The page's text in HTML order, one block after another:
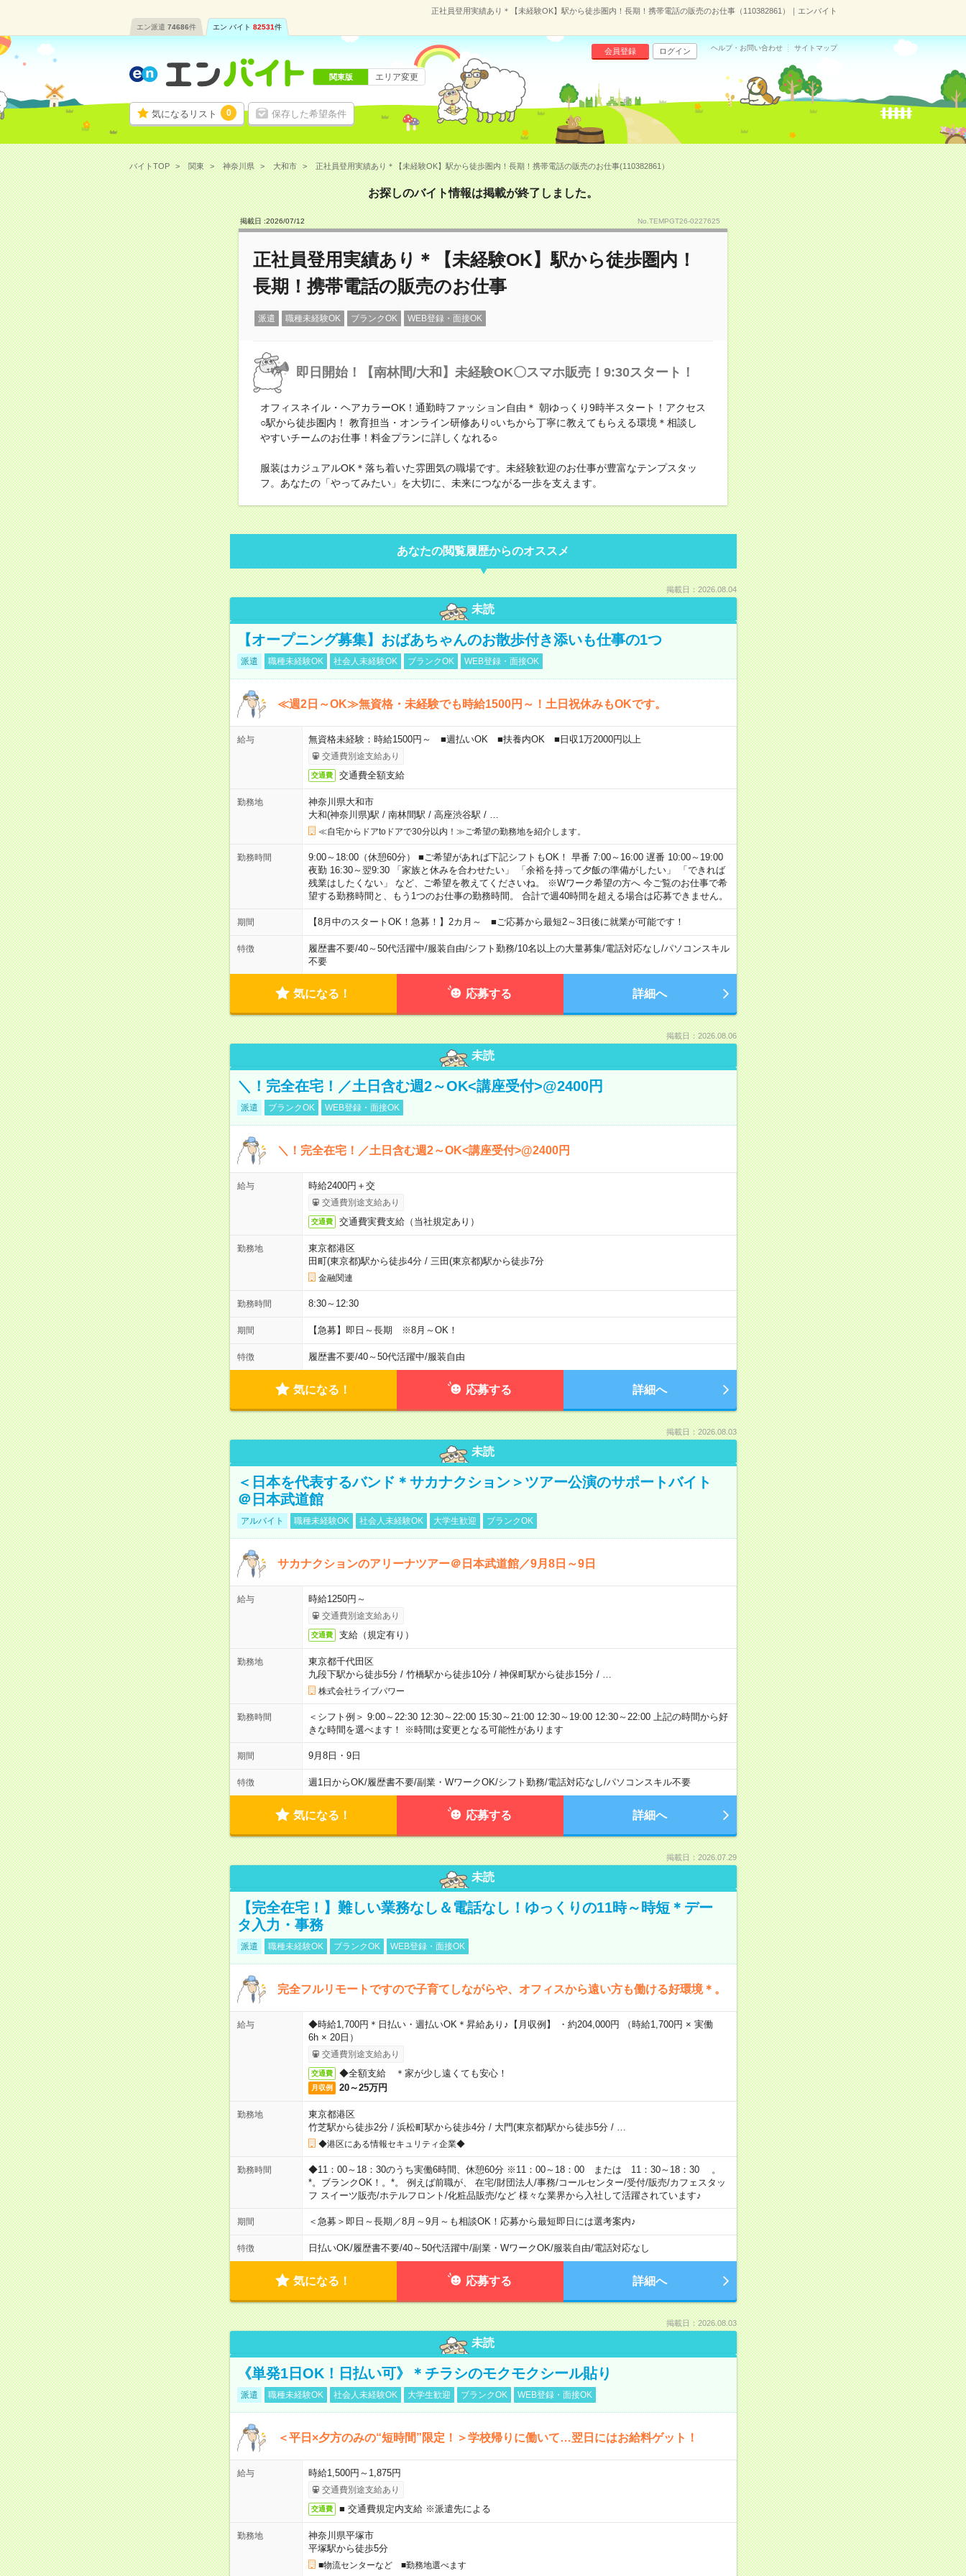
正社員登用実績あり＊【未経験OK】駅から徒歩圏内！長期！携帯電話の販売のお仕事（110382861）｜エンバイト
エン派遣 74686件 エン バイト 82531件
気になるリスト 0 保存した希望条件
会員登録 ログイン ヘルプ・お問い合わせ サイトマップ
関東版 エリア変更
バイトTOP 関東 神奈川県 大和市 正社員登用実績あり＊【未経験OK】駅から徒歩圏内！長期！携帯電話の販売のお仕事(110382861）
お探しのバイト情報は掲載が終了しました。
掲載日 :2026/07/12 No.TEMPGT26-0227625
正社員登用実績あり＊【未経験OK】駅から徒歩圏内！
長期！携帯電話の販売のお仕事
派遣 職種未経験OK ブランクOK WEB登録・面接OK
即日開始！【南林間/大和】未経験OK〇スマホ販売！9:30スタート！
オフィスネイル・ヘアカラーOK！通勤時ファッション自由＊ 朝ゆっくり9時半スタート！アクセス
○駅から徒歩圏内！ 教育担当・オンライン研修あり○いちから丁寧に教えてもらえる環境＊相談し
やすいチームのお仕事！料金プランに詳しくなれる○
服装はカジュアルOK＊落ち着いた雰囲気の職場です。未経験歓迎のお仕事が豊富なテンプスタッ
フ。あなたの「やってみたい」を大切に、未来につながる一歩を支えます。
あなたの閲覧履歴からのオススメ
掲載日：2026.08.04
未読
【オープニング募集】おばあちゃんのお散歩付き添いも仕事の1つ
派遣 職種未経験OK 社会人未経験OK ブランクOK WEB登録・面接OK
≪週2日～OK≫無資格・未経験でも時給1500円～！土日祝休みもOKです。
給与 無資格未経験：時給1500円～ ■週払いOK ■扶養内OK ■日収1万2000円以上
交通費別途支給あり
交通費 交通費全額支給
勤務地
神奈川県大和市
大和(神奈川県)駅 / 南林間駅 / 高座渋谷駅 /
≪自宅からドアtoドアで30分以内！≫ご希望の勤務地を紹介します。
勤務時間
9:00～18:00（休憩60分） ■ご希望があれば下記シフトもOK！ 早番 7:00～16:00 遅番 10:00～19:00
夜勤 16:30～翌9:30 「家族と休みを合わせたい」 「余裕を持って夕飯の準備がしたい」 「できれば
残業はしたくない」 など、ご希望を教えてくださいね。 ※Wワーク希望の方へ 今ご覧のお仕事で希
望する勤務時間と、もう1つのお仕事の勤務時間。 合計で週40時間を超える場合は応募できません。
期間 【8月中のスタートOK！急募！】2カ月～ ■ご応募から最短2～3日後に就業が可能です！
特徴 履歴書不要/40～50代活躍中/服装自由/シフト勤務/10名以上の大量募集/電話対応なし/パソコンスキル
不要
気になる！ 応募する 詳細へ
掲載日：2026.08.06
未読
＼！完全在宅！／土日含む週2～OK<講座受付>@2400円
派遣 ブランクOK WEB登録・面接OK
＼！完全在宅！／土日含む週2～OK<講座受付>@2400円
給与 時給2400円＋交
交通費別途支給あり
交通費 交通費実費支給（当社規定あり）
勤務地
東京都港区
田町(東京都)駅から徒歩4分/ 三田(東京都)駅から徒歩7分
金融関連
勤務時間 8:30～12:30
期間 【急募】即日～長期 ※8月～OK！
特徴 履歴書不要/40～50代活躍中/服装自由
気になる！ 応募する 詳細へ
掲載日：2026.08.03
未読
＜日本を代表するバンド＊サカナクション＞ツアー公演のサポートバイト
＠日本武道館
アルバイト 職種未経験OK 社会人未経験OK 大学生歓迎 ブランクOK
サカナクションのアリーナツアー＠日本武道館／9月8日～9日
給与 時給1250円～
交通費別途支給あり
交通費 支給（規定有り）
勤務地
東京都千代田区
九段下駅から徒歩5分/ 竹橋駅から徒歩10分/ 神保町駅から徒歩15分/
株式会社ライブパワー
勤務時間
＜シフト例＞ 9:00～22:30 12:30～22:00 15:30～21:00 12:30～19:00 12:30～22:00 上記の時間から好
きな時間を選べます！ ※時間は変更となる可能性があります
期間 9月8日・9日
特徴 週1日からOK/履歴書不要/副業・WワークOK/シフト勤務/電話対応なし/パソコンスキル不要
気になる！ 応募する 詳細へ
掲載日：2026.07.29
未読
【完全在宅！】難しい業務なし＆電話なし！ゆっくりの11時～時短＊デー
タ入力・事務
派遣 職種未経験OK ブランクOK WEB登録・面接OK
完全フルリモートですので子育てしながらや、オフィスから遠い方も働ける好環境＊。
給与
◆時給1,700円＊日払い・週払いOK＊昇給あり♪【月収例】 ・約204,000円 （時給1,700円 × 実働
6h × 20日）
交通費別途支給あり
交通費 ◆全額支給 ＊家が少し遠くても安心！
月収例 20～25万円
勤務地
東京都港区
竹芝駅から徒歩2分/ 浜松町駅から徒歩4分/ 大門(東京都)駅から徒歩5分/
◆港区にある情報セキュリティ企業◆
勤務時間
◆11：00～18：30のうち実働6時間、休憩60分 ※11：00～18：00 または 11：30～18：30 。
*。ブランクOK！。*。 例えば前職が、 在宅/財団法人/事務/コールセンター/受付/販売/カフェスタッ
フ スイーツ販売/ホテルフロント/化粧品販売/など 様々な業界から入社して活躍されています♪
期間 ＜急募＞即日～長期／8月～9月～も相談OK！応募から最短即日には選考案内♪
特徴 日払いOK/履歴書不要/40～50代活躍中/副業・WワークOK/服装自由/電話対応なし
気になる！ 応募する 詳細へ
掲載日：2026.08.03
未読
《単発1日OK！日払い可》＊チラシのモクモクシール貼り
派遣 職種未経験OK 社会人未経験OK 大学生歓迎 ブランクOK WEB登録・面接OK
＜平日×夕方のみの“短時間”限定！＞学校帰りに働いて…翌日にはお給料ゲット！
給与 時給1,500円～1,875円
交通費別途支給あり
交通費 ■ 交通費規定内支給 ※派遣先による
勤務地
神奈川県平塚市
平塚駅から徒歩5分
■物流センターなど ■勤務地選べます